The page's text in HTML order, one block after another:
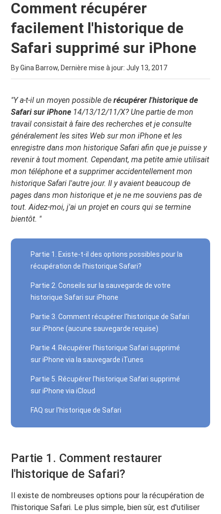
Comment récupérer
facilement l'historique de
Safari supprimé sur iPhone
By Gina Barrow, Dernière mise à jour:July 13, 2017
"Y a-t-il un moyen possible derécupérer l'historique de
Safari sur iPhone 14/13/12/11/X? Une partie de mon
travail consistait à faire des recherches et je consulte
généralement les sites Web sur mon iPhone et les
enregistre dans mon historique Safari afin que je puisse y
revenir à tout moment. Cependant, ma petite amie utilisait
mon téléphone et a supprimer accidentellement mon
historique Safari l'autre jour. Il y avaient beaucoup de
pages dans mon historique et je ne me souviens pas de
tout. Aidez-moi, j'ai un projet en cours qui se termine
bientôt. "
Partie 1. Existe-t-il des options possibles pour la
récupération de l'historique Safari?
Partie 2. Conseils sur la sauvegarde de votre
historique Safari sur iPhone
Partie 3. Comment récupérer l'historique de Safari
sur iPhone (aucune sauvegarde requise)
Partie 4. Récupérer l'historique Safari supprimé
sur iPhone via la sauvegarde iTunes
Partie 5. Récupérer l'historique Safari supprimé
sur iPhone via iCloud
FAQ sur l'historique de Safari
Partie 1. Comment restaurer
l'historique de Safari?
Il existe de nombreuses options pour la récupération de
l'historique Safari. Le plus simple, bien sûr, est d'utiliser